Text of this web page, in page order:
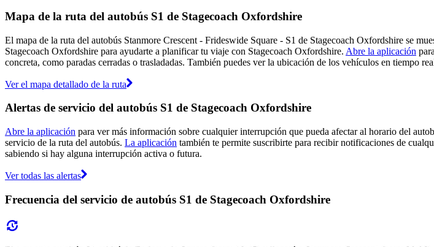
Mapa de la ruta del autobús S1 de Stagecoach Oxfordshire
El mapa de la ruta del autobús Stanmore Crescent - Frideswide Square - S1 de Stagecoach Oxfordshire se
Stagecoach Oxfordshire para ayudarte a planificar tu viaje con Stagecoach Oxfordshire. Abre la aplicación
concreta, como paradas cerradas o trasladadas. También puedes ver la ubicación de los vehículos en tiempo
Ver el mapa detallado de la ruta
Alertas de servicio del autobús S1 de Stagecoach Oxfordshire
Abre la aplicación para ver más información sobre cualquier interrupción que pueda afectar al horario del
servicio de la ruta del autobús. La aplicación también te permite suscribirte para recibir notificaciones de
sabiendo si hay alguna interrupción activa o futura.
Ver todas las alertas
Frecuencia del servicio de autobús S1 de Stagecoach Oxfordshire